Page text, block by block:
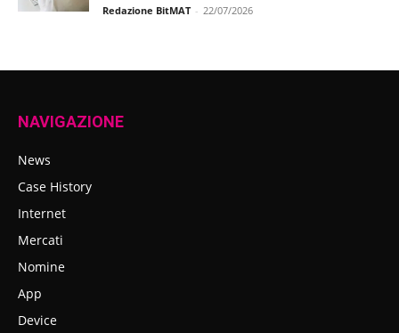
Redazione BitMAT - 22/07/2026
NAVIGAZIONE
News
Case History
Internet
Mercati
Nomine
App
Device